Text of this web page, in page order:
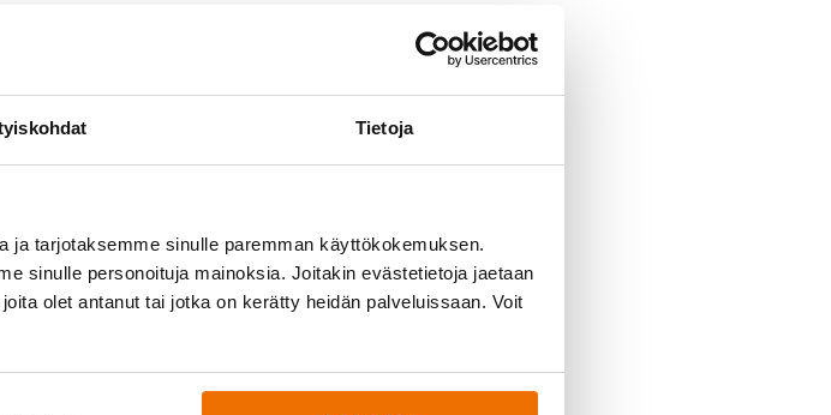
Tietoja
tarjotaksemme sinulle paremman käyttökokemuksen.
sinulle personoituja mainoksia. Joitakin evästetietoja jaetaan
olet antanut tai jotka on kerätty heidän palveluissaan. Voit
Haluatko mukaan?